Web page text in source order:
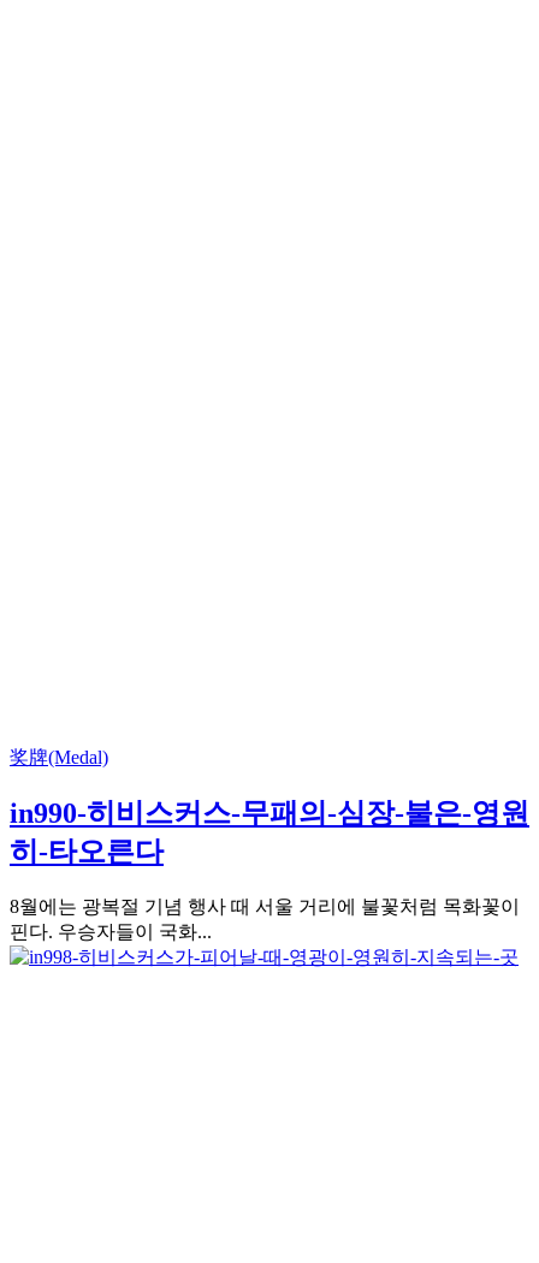
奖牌(Medal)
in990-히비스커스-무패의-심장-불은-영원
히-타오른다
8월에는 광복절 기념 행사 때 서울 거리에 불꽃처럼 목화꽃이
핀다. 우승자들이 국화...